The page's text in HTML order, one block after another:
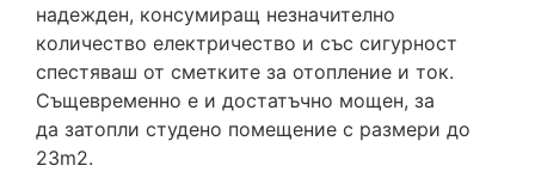
надежден, консумиращ незначително
количество електричество и със сигурност
спестяваш от сметките за отопление и ток.
Същевременно е и достатъчно мощен, за
да затопли студено помещение с размери до
23m2.